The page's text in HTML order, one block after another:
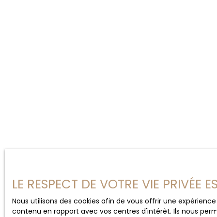
LE RESPECT DE VOTRE VIE PRIVÉE
Nous utilisons des cookies afin de vous offrir une
contenu en rapport avec vos centres d'intérêt. Ils nous